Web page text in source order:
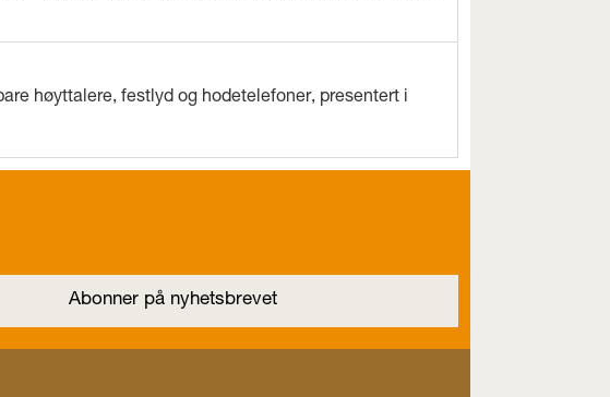
høyttalere, festlyd og hodetelefoner, presentert i